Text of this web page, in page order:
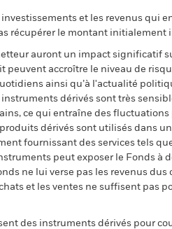
investissements et les revenus qui
récupérer le montant initialement
auront un impact significatif
accroître le niveau de
ainsi qu’à l'actualité
dérivés sont très
ce qui entraîne des
dérivés sont utilisés dans
fournissant des services tels
peut exposer le Fonds à
ne lui verse pas les revenus dus
et les ventes ne suffisent pas
des instruments dérivés pour